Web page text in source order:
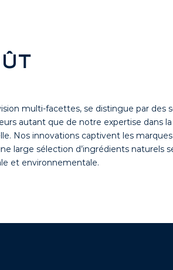
multi-facettes, se distingue par des
autant que de notre expertise dans
Nos innovations captivent les
large sélection d’ingrédients naturels
et environnementale.